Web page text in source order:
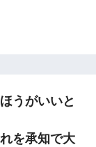
うがいいと
を承知で大